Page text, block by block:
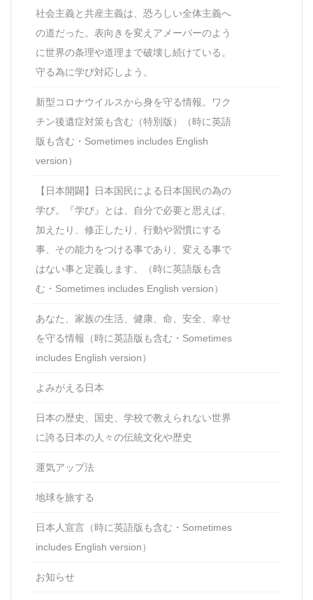
社会主義と共産主義は、恐ろしい全体主義へ
の道だった。表向きを変えアメーバーのよう
に世界の条理や道理まで破壊し続けている。
守る為に学び対応しよう。
新型コロナウイルスから身を守る情報。ワク
チン後遺症対策も含む（特別版）（時に英語
版も含む・Sometimes includes English
version）
【日本開闢】日本国民による日本国民の為の
学び。『学び』とは、自分で必要と思えば、
加えたり、修正したり、行動や習慣にする
事、その能力をつける事であり、変える事で
はない事と定義します。（時に英語版も含
む・Sometimes includes English version）
あなた、家族の生活、健康、命、安全、幸せ
を守る情報（時に英語版も含む・Sometimes
includes English version）
よみがえる日本
日本の歴史、国史、学校で教えられない世界
に誇る日本の人々の伝統文化や歴史
運気アップ法
地球を旅する
日本人宣言（時に英語版も含む・Sometimes
includes English version）
お知らせ